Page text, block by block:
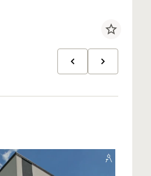
star_border